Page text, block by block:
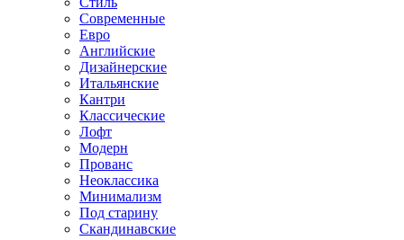
Современные
Евро
Английские
Дизайнерские
Итальянские
Кантри
Классические
Лофт
Модерн
Прованс
Неоклассика
Минимализм
Под старину
Скандинавские